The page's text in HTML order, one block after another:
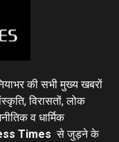
की सभी मुख्य खबरों
विरासतों, लोक
व धार्मिक
Times से जुड़ने के